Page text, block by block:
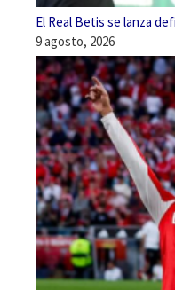
El Real Betis se lanza
9 agosto, 2026